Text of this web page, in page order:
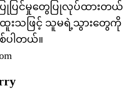
ပြင်မှုတွေပြုလုပ်ထားတယ်
းသဖြင့် သူမရဲ့သွားတွေကို
စ်ပါတယ်။